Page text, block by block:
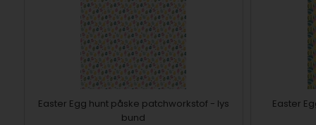
Easter Egg hunt påske patchworkstof - lys
bund
Easter